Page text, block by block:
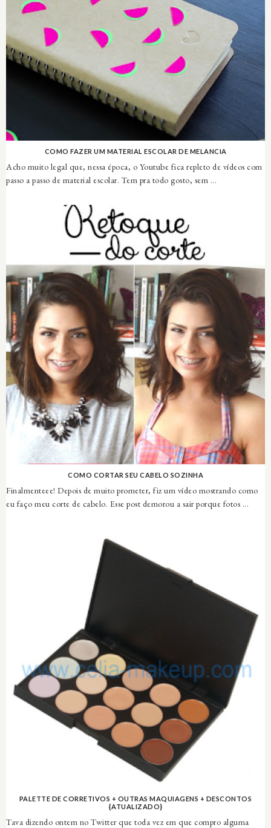
COMO FAZER UM MATERIAL ESCOLAR DE MELANCIA
Acho muito legal que, nessa época, o Youtube fica repleto de vídeos com
passo a passo de material escolar. Tem pra todo gosto, sem ...
COMO CORTAR SEU CABELO SOZINHA
Finalmenteee! Depois de muito prometer, fiz um vídeo mostrando como
eu faço meu corte de cabelo. Esse post demorou a sair porque fotos ...
PALETTE DE CORRETIVOS + OUTRAS MAQUIAGENS + DESCONTOS
{ATUALIZADO}
Tava dizendo ontem no Twitter que toda vez em que compro alguma